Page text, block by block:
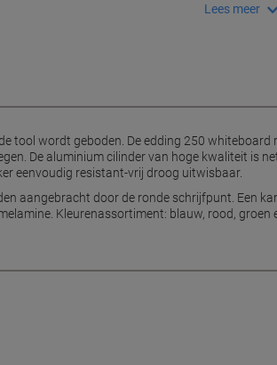
Lees meer
tool wordt geboden. De edding 250
De aluminium cilinder van hoge kwaliteit is
eenvoudig resistant-vrij droog uitwisbaar.
aangebracht door de ronde schrijfpunt. Een
Kleurenassortiment: blauw, rood, groen